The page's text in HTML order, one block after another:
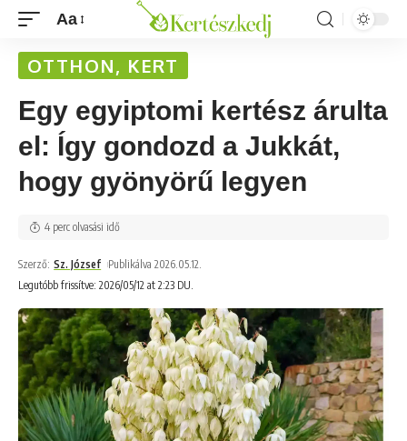
Aa
OTTHON, KERT
Egy egyiptomi kertész árulta
el: Így gondozd a Jukkát,
hogy gyönyörű legyen
Legutóbb frissítve: 2026/05/12 at 2:23 DU.
Szerző: Sz. József Publikálva 2026.05.12.
4 perc olvasási idő